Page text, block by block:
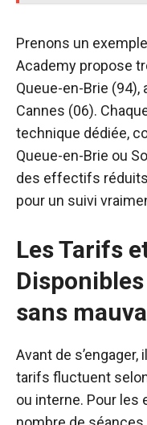
Prenons un
Academy propose
Queue-en-Brie (94),
Cannes (06).
technique dédiée,
Queue-en-Brie ou
des effectifs
pour un suivi
Les Tarifs
sans
Avant de
tarifs fluctuent
ou interne. Pour les